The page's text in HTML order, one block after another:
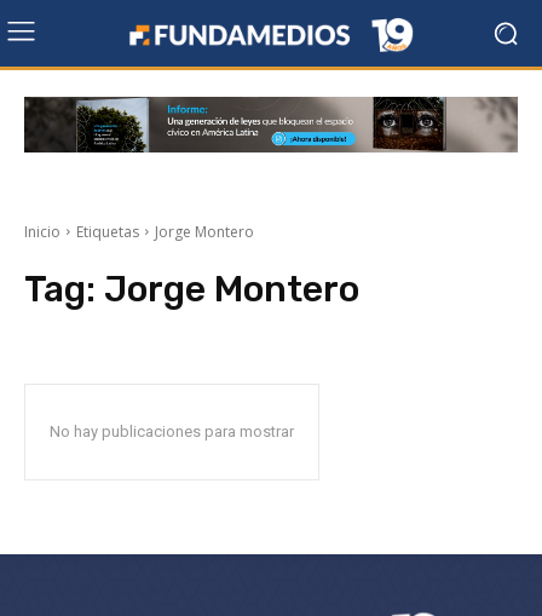
Inicio Etiquetas Jorge Montero
Tag: Jorge Montero
No hay publicaciones para mostrar